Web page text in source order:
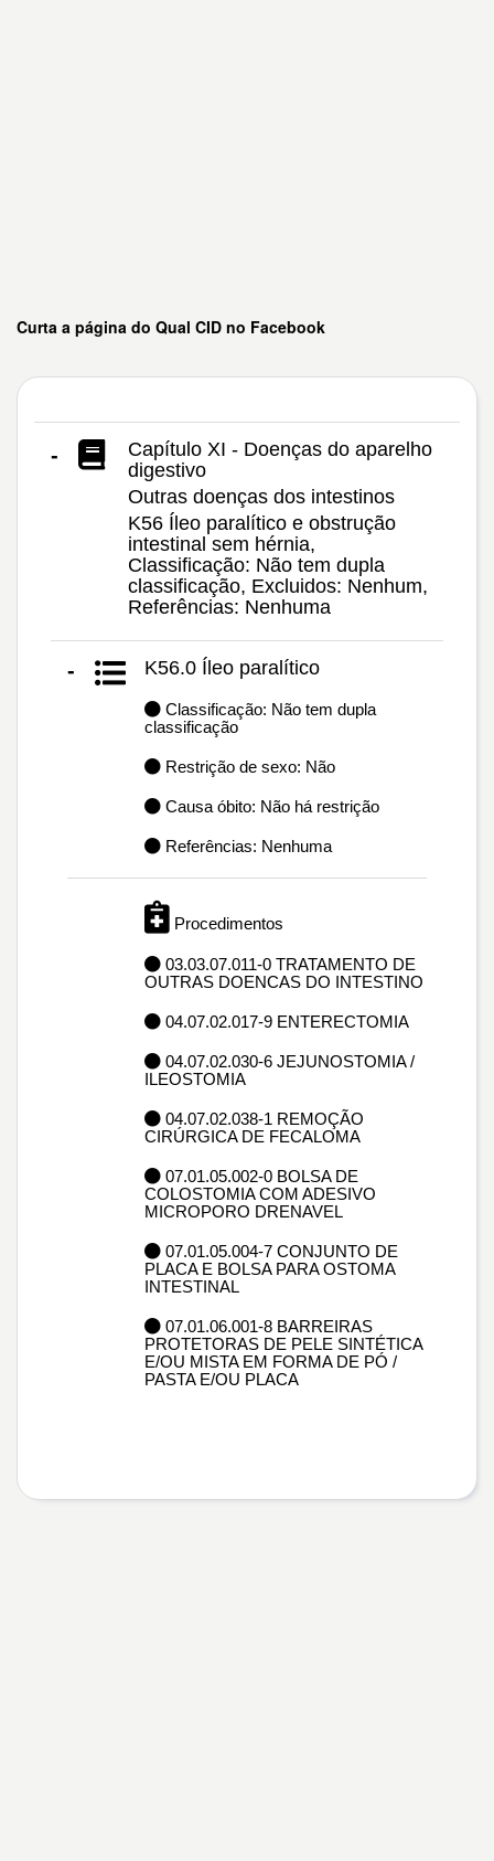
Curta a página do Qual CID no Facebook
-
Capítulo XI - Doenças do aparelho
digestivo
Outras doenças dos intestinos
K56 Íleo paralítico e obstrução
intestinal sem hérnia,
Classificação: Não tem dupla
classificação, Excluidos: Nenhum,
Referências: Nenhuma
- K56.0 Íleo paralítico
Classificação: Não tem dupla
classificação
Restrição de sexo: Não
Causa óbito: Não há restrição
Referências: Nenhuma
Procedimentos
03.03.07.011-0 TRATAMENTO DE
OUTRAS DOENCAS DO INTESTINO
04.07.02.017-9 ENTERECTOMIA
04.07.02.030-6 JEJUNOSTOMIA /
ILEOSTOMIA
04.07.02.038-1 REMOÇÃO
CIRÚRGICA DE FECALOMA
07.01.05.002-0 BOLSA DE
COLOSTOMIA COM ADESIVO
MICROPORO DRENAVEL
07.01.05.004-7 CONJUNTO DE
PLACA E BOLSA PARA OSTOMA
INTESTINAL
07.01.06.001-8 BARREIRAS
PROTETORAS DE PELE SINTÉTICA
E/OU MISTA EM FORMA DE PÓ /
PASTA E/OU PLACA